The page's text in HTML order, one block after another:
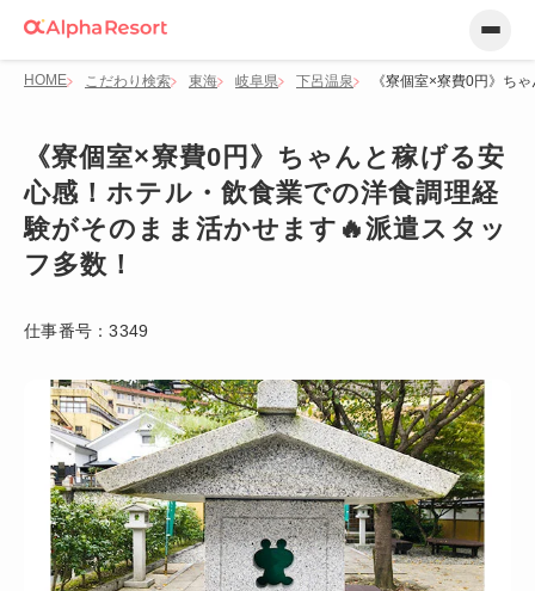
HOME こだわり検索 東海 岐阜県 下呂温泉 《寮個室×寮費0円》ち
《寮個室×寮費0円》ちゃんと稼げる安
心感！ホテル・飲食業での洋食調理経
験がそのまま活かせます🔥派遣スタッ
フ多数！
仕事番号：3349